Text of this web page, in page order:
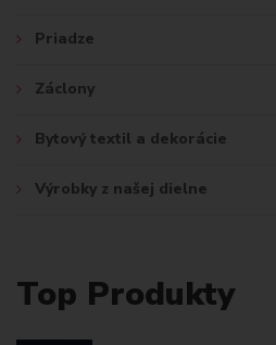
Priadze
Záclony
Bytový textil a dekorácie
Výrobky z našej dielne
Top Produkty